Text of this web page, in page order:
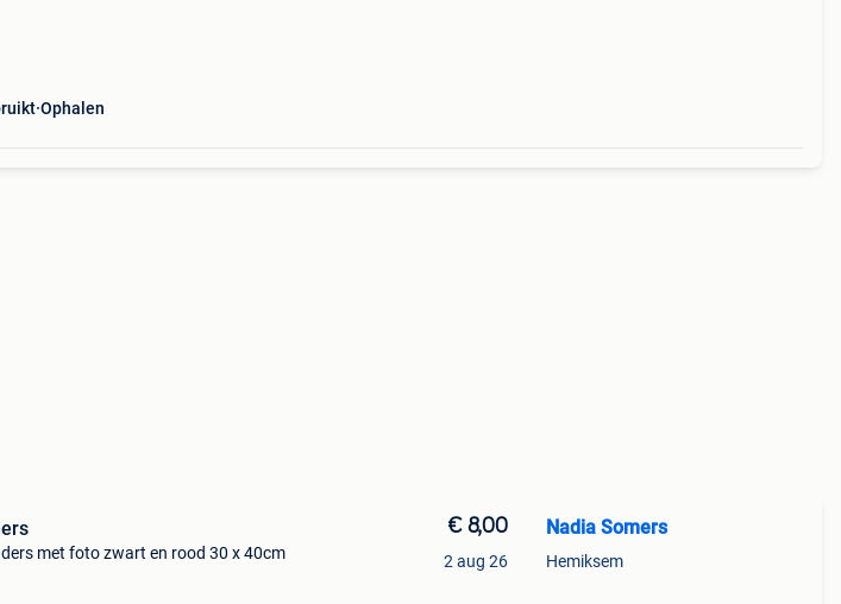
Ophalen
met foto zwart en rood 30 x 40cm
€ 8,00
2 aug 26
Nadia Somers
Hemiksem